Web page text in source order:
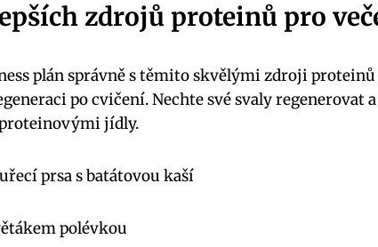
zdrojů proteinů pro
plán správně s těmito skvělými zdroji
po cvičení. Nechte své svaly regenerovat
jídly.
prsa s batátovou kaší
polévkou